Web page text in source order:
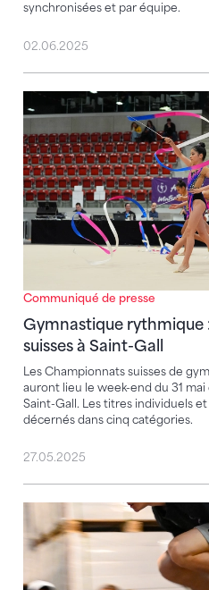
synchronisées et par équipe.
02.06.2025
Communiqué de presse
Gymnastique rythmique
suisses à Saint-Gall
Les Championnats suisses de
auront lieu le week-end du 31
Saint-Gall. Les titres individuels
décernés dans cinq catégories.
Gymnastique rythmique
27.05.2025
Le coup d'envoi de la